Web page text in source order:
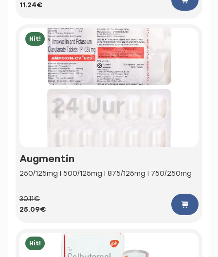
11.24€
Hit!
Augmentin
250/125mg | 500/125mg | 875/125mg | 750/250mg
30.11€
25.09€
Hit!